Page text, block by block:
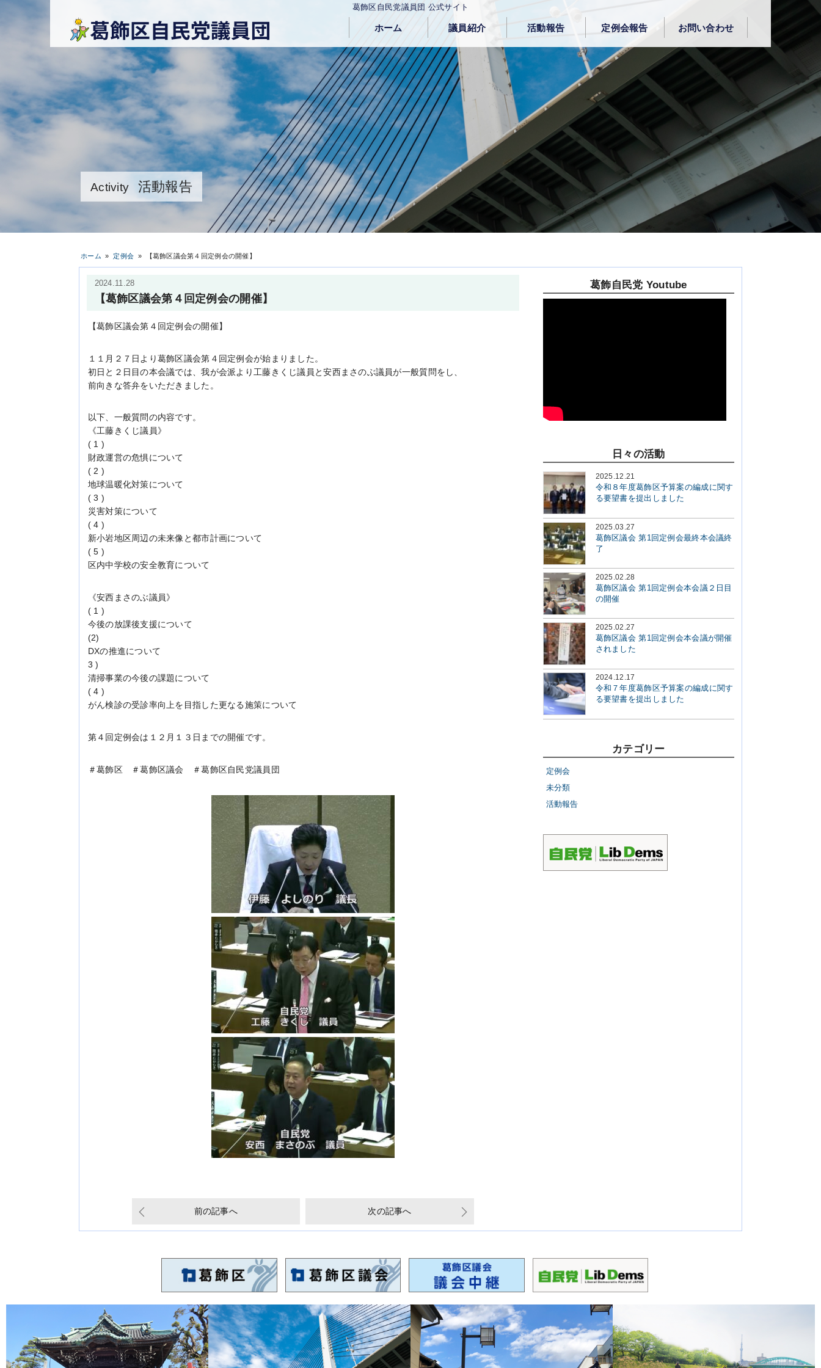
葛飾区自民党議員団 公式サイト
ホーム 議員紹介 活動報告 定例会報告 お問い合わせ
Activity 活動報告
ホーム »定例会 » 【葛飾区議会第４回定例会の開催】
2024.11.28
【葛飾区議会第４回定例会の開催】
【葛飾区議会第４回定例会の開催】
１１月２７日より葛飾区議会第４回定例会が始まりました。
初日と２日目の本会議では、我が会派より工藤きくじ議員と安西まさのぶ議員が一般質問をし、
前向きな答弁をいただきました。
以下、一般質問の内容です。
《工藤きくじ議員》
( 1 )
財政運営の危惧について
( 2 )
地球温暖化対策について
( 3 )
災害対策について
( 4 )
新小岩地区周辺の未来像と都市計画について
( 5 )
区内中学校の安全教育について
《安西まさのぶ議員》
( 1 )
今後の放課後支援について
(2)
DXの推進について
3 )
清掃事業の今後の課題について
( 4 )
がん検診の受診率向上を目指した更なる施策について
第４回定例会は１２月１３日までの開催です。
＃葛飾区 ＃葛飾区議会 ＃葛飾区自民党議員団
前の記事へ 次の記事へ
葛飾自民党 Youtube
日々の活動
2025.12.21
令和８年度葛飾区予算案の編成に関す
る要望書を提出しました
2025.03.27
葛飾区議会 第1回定例会最終本会議終
了
2025.02.28
葛飾区議会 第1回定例会本会議２日目
の開催
2025.02.27
葛飾区議会 第1回定例会本会議が開催
されました
2024.12.17
令和７年度葛飾区予算案の編成に関す
る要望書を提出しました
カテゴリー
定例会
未分類
活動報告